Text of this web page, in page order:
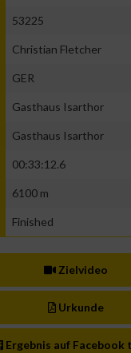
53225
Christian Fletcher
GER
Gasthaus Isarthor
Gasthaus Isarthor
00:33:12.6
6100 m
Finished
Zielvideo
Urkunde
Ergebnis auf Facebook